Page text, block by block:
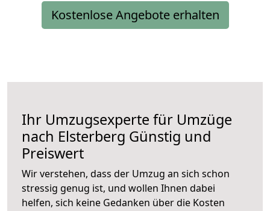
Kostenlose Angebote erhalten
Ihr Umzugsexperte für Umzüge
nach Elsterberg Günstig und
Preiswert
Wir verstehen, dass der Umzug an sich schon
stressig genug ist, und wollen Ihnen dabei
helfen, sich keine Gedanken über die Kosten